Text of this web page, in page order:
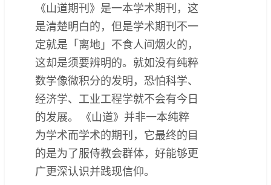
《山道期刊》是一本学术期刊，这
是清楚明白的，但是学术期刊不一
定就是「离地」不食人间烟火的，
这却是须要辨明的。就如没有纯粹
数学像微积分的发明，恐怕科学、
经济学、工业工程学就不会有今日
的发展。 《山道》并非一本纯粹
为学术而学术的期刊，它最终的目
的是为了服侍教会群体，好能够更
广更深认识并践现信仰。